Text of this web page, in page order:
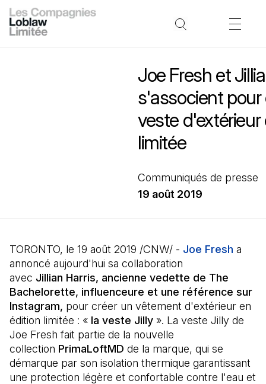
Joe Fresh et
s'associent pour
veste d'extérieur
limitée
Communiqués de presse
19 août 2019
TORONTO, le 19 août 2019 /CNW/ - Joe Fresh (Il
a
annoncé aujourd'hui sa collaboration
avec Jillian Harris, ancienne vedette de The
Bachelorette, influenceure et une référence sur
Instagram, pour créer un vêtement d'extérieur en
édition limitée : « la veste Jilly ». La veste Jilly de
Joe Fresh fait partie de la nouvelle
collection PrimaLoftMD de la marque, qui se
démarque par son isolation thermique garantissant
une protection légère et confortable contre l'eau et